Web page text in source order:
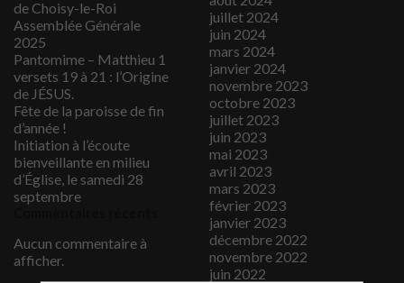
de Choisy-le-Roi
Assemblée Générale
2025
Pantomime – Matthieu 1
versets 19 à 21 : l’Origine
de JÉSUS.
Fête de la paroisse de fin
d’année !
Initiation à l’écoute
bienveillante en milieu
d’Église, le samedi 28
septembre
Aucun commentaire à
afficher.
juillet 2024
juin 2024
mars 2024
janvier 2024
novembre 2023
octobre 2023
juillet 2023
juin 2023
mai 2023
avril 2023
mars 2023
février 2023
janvier 2023
décembre 2022
novembre 2022
juin 2022